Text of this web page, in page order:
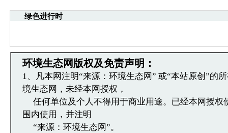
·中国环境生态网文章跟帖管理员有权保留或删除其
容。
·发表本评论即表明您已经阅读并接受上述条款，如
文章跟帖管理员反映。
绿色进行时
环境生态网版权及免责声明：
1、凡本网注明“来源：环境生态网” 或“本站原创”的
境生态网，未经本网授权，
任何单位及个人不得用于商业用途。已经本网授权
围内使用，并注明
“来源：环境生态网”。